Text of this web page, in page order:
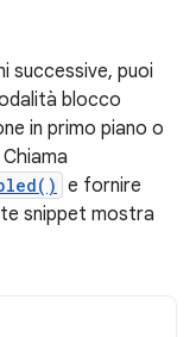
successive, puoi
blocco
in primo piano o
e fornire
snippet mostra